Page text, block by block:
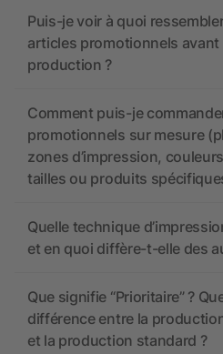
Puis-je voir à quoi
articles promotionnels avant
production ?
Comment puis-je
promotionnels sur mesure
zones d’impression,
tailles ou produits
Quelle technique
et en quoi diffère-t-elle des
Que signifie “Prioritaire” ?
différence entre la
et la production standard ?